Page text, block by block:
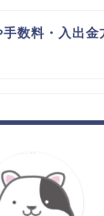
数料・入出金